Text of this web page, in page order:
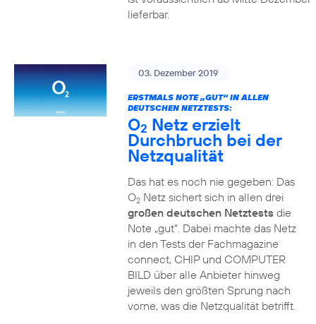
lieferbar.
03. Dezember 2019
ERSTMALS NOTE „GUT“ IN ALLEN
DEUTSCHEN NETZTESTS:
O2 Netz erzielt
Durchbruch bei der
Netzqualität
Das hat es noch nie gegeben: Das
O2Netz sichert sich in allen drei
großen deutschen Netztests die
Note „gut“. Dabei machte das Netz
in den Tests der Fachmagazine
connect, CHIP und COMPUTER
BILD über alle Anbieter hinweg
jeweils den größten Sprung nach
vorne, was die Netzqualität betrifft.